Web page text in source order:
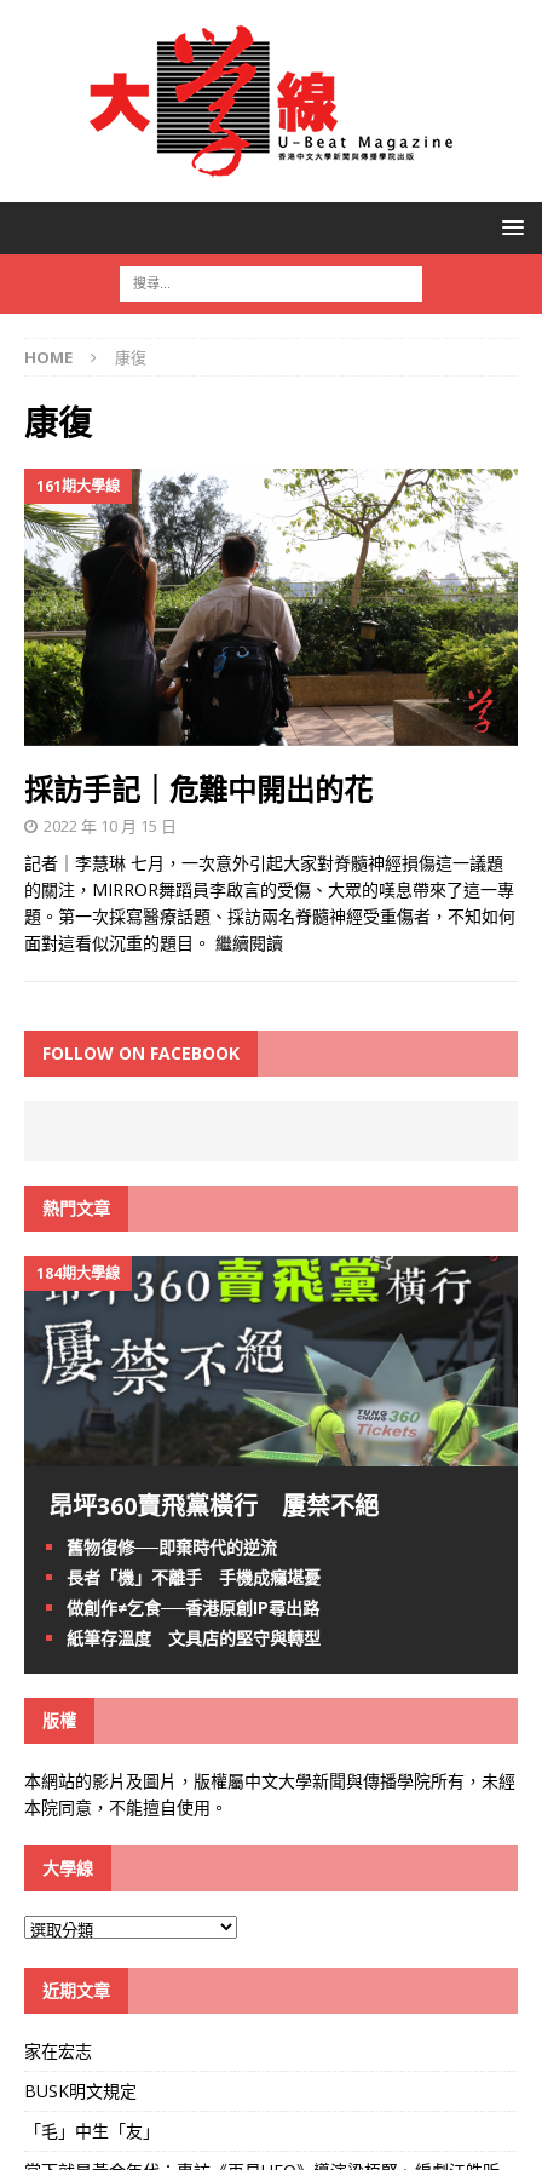
HOME 康復
康復
161期大學線
採訪手記｜危難中開出的花
2022 年 10 月 15 日
記者｜李慧琳 七月，一次意外引起大家對脊髓神經損傷這一議題
的關注，MIRROR舞蹈員李啟言的受傷、大眾的嘆息帶來了這一專
題。第一次採寫醫療話題、採訪兩名脊髓神經受重傷者，不知如何
面對這看似沉重的題目。 繼續閱讀
FOLLOW ON FACEBOOK
熱門文章
184期大學線
昂坪360賣飛黨橫行 屢禁不絕
舊物復修──即棄時代的逆流
長者「機」不離手 手機成癮堪憂
做創作≠乞食──香港原創IP尋出路
紙筆存溫度 文具店的堅守與轉型
版權
本網站的影片及圖片，版權屬中文大學新聞與傳播學院所有，未經
本院同意，不能擅自使用。
大學線
大
近期文章
家在宏志
BUSK明文規定
「毛」中生「友」